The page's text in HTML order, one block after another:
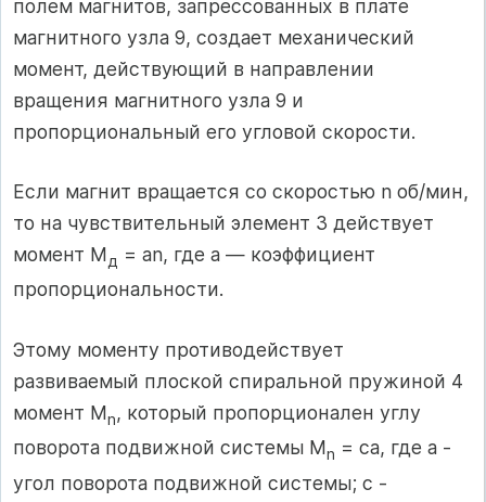
полем магнитов, запрессованных в плате
магнитного узла 9, создает механический
момент, действующий в направлении
вращения магнитного узла 9 и
пропорциональный его угловой скорости.
Если магнит вращается со скоростью n об/мин,
то на чувствительный элемент 3 действует
момент Мд = an, где а — коэффициент
пропорциональности.
Этому моменту противодействует
развиваемый плоской спиральной пружиной 4
момент Мn, который пропорционален углу
поворота подвижной системы Mn = ca, где a -
угол поворота подвижной системы; с -